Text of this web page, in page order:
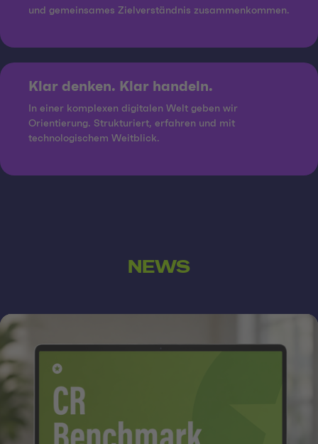
und gemeinsames Zielverständnis zusammenkommen.
Klar denken. Klar handeln.
In einer komplexen digitalen Welt geben wir
Orientierung. Strukturiert, erfahren und mit
technologischem Weitblick.
NEWS